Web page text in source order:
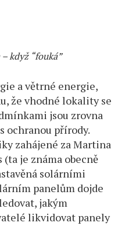
když “fouká”
a větrné energie,
že vhodné lokality se
jsou zrovna
ochranou přírody.
zahájené za Martina
(ta je známa obecně
solárními
panelům dojde
jakým
likvidovat panely